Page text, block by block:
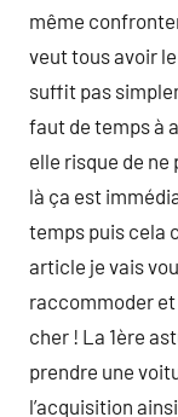
même
veut tous avoir
suffit pas
faut de temps à
elle risque de
là ça est
temps puis cela
article je vais
raccommoder
cher ! La 1ère
prendre une
l’acquisition